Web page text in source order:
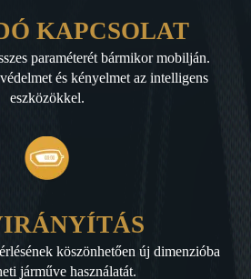
KAPCSOLAT
paraméterét bármikor mobilján.
és kényelmet az intelligens
eszközökkel.
köszönhetően új dimenzióba
járműve használatát.